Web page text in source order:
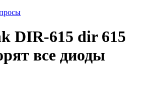
DIR-615 dir 615
все диоды